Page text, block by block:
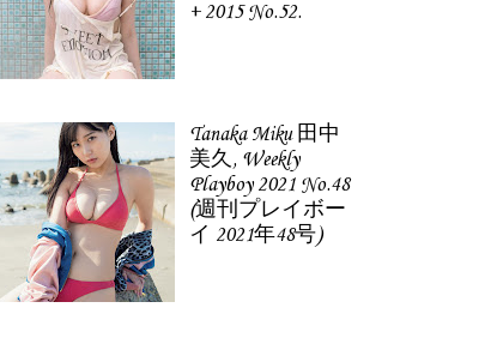
+ 2015 No.52.
Tanaka Miku 田中
美久, Weekly
Playboy 2021 No.48
(週刊プレイボー
イ 2021年48号)